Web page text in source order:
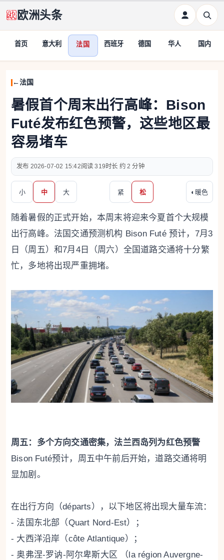
欧洲头条
首页 意大利 法国 西班牙 德国 华人 国内
法国
暑假首个周末出行高峰：Bison
Futé发布红色预警，这些地区最
容易堵车
2026-07-02 15:42 319 约 2 分钟
小 中 大 紧 松 ◐ 暖色
随着暑假的正式开始，本周末将迎来今夏首个大规模
出行高峰。法国交通预测机构 Bison Futé 预计，7月3
日（周五）和7月4日（周六）全国道路交通将十分繁
忙，多地将出现严重拥堵。
周五：多个方向交通密集，法兰西岛列为红色预警
Bison Futé预计，周五中午前后开始，道路交通将明
显加剧。
在出行方向（départs），以下地区将出现大量车流：
- 法国东北部（Quart Nord-Est）；
- 大西洋沿岸（côte Atlantique）；
- 奥弗涅-罗讷-阿尔卑斯大区 （la région Auvergne-